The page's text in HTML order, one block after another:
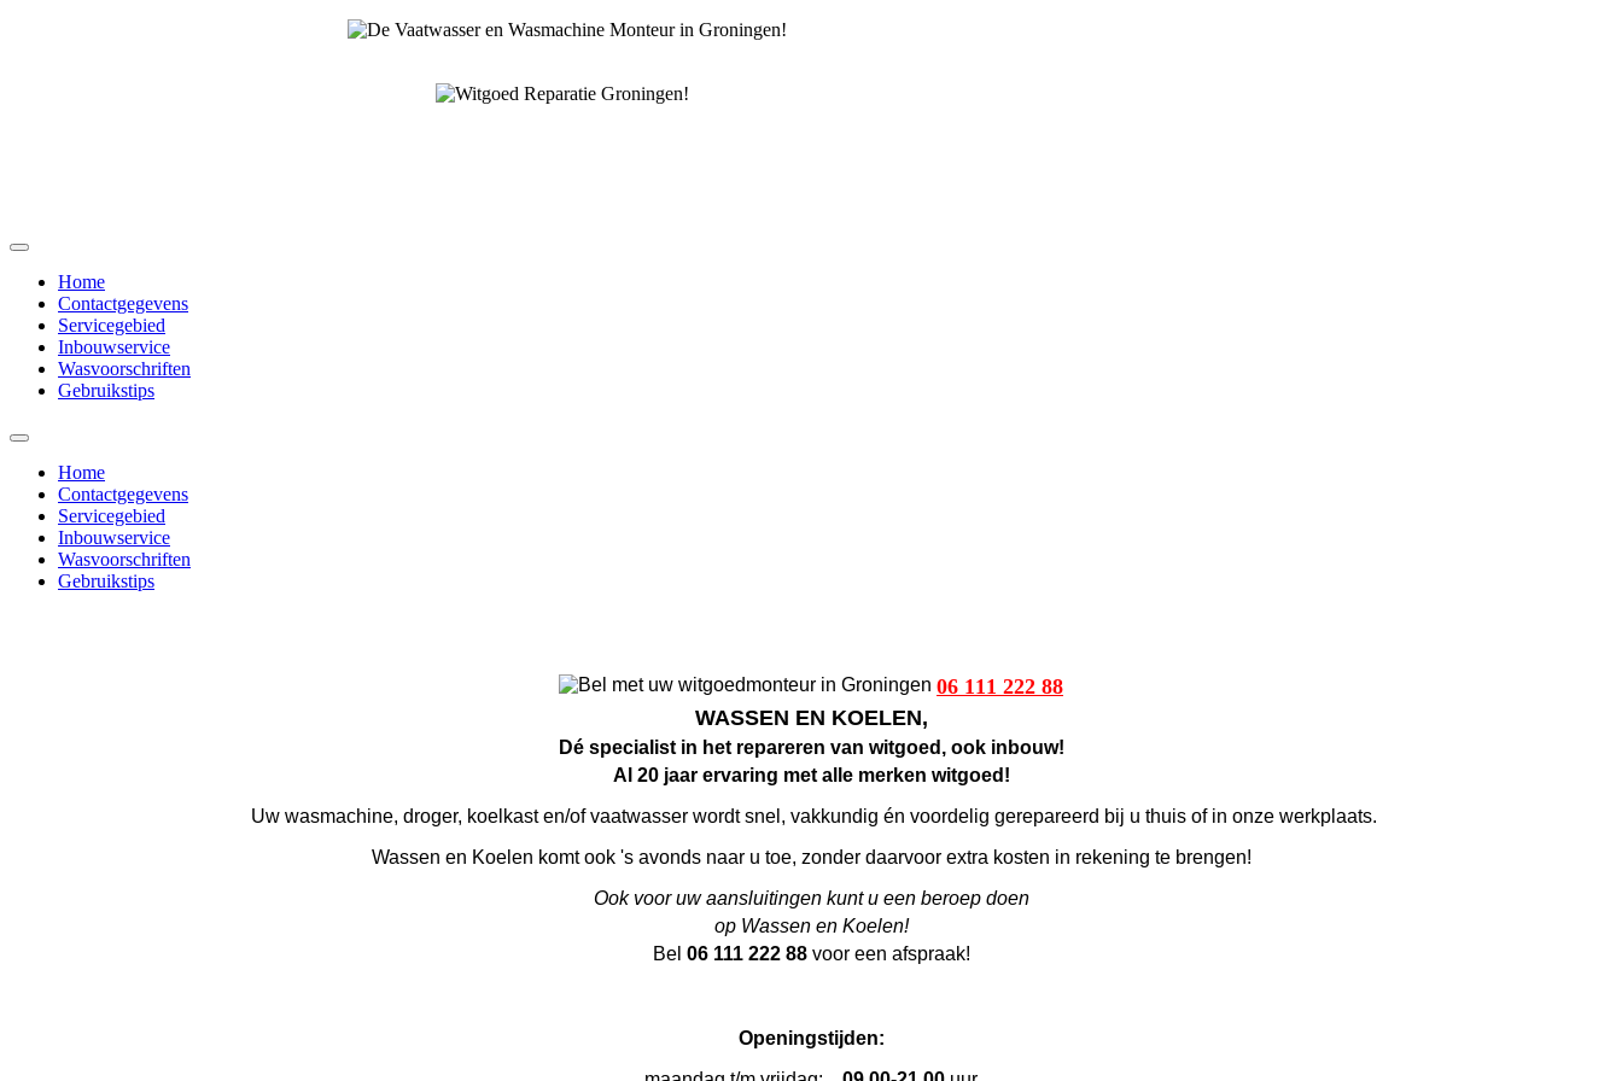
Home
Contactgegevens
Servicegebied
Inbouwservice
Wasvoorschriften
Gebruikstips
Home
Contactgegevens
Servicegebied
Inbouwservice
Wasvoorschriften
Gebruikstips
06 111 222 88
WASSEN EN KOELEN,
Dé specialist in het repareren van witgoed, ook inbouw!
Al 20 jaar ervaring met alle merken witgoed!
Uw wasmachine, droger, koelkast en/of vaatwasser wordt snel, vakkundig én voordelig gerepareerd bij u thuis of in onze werkplaats.
Wassen en Koelen komt ook 's avonds naar u toe, zonder daarvoor extra kosten in rekening te brengen!
Ook voor uw aansluitingen kunt u een beroep doen
op Wassen en Koelen!
Bel 06 111 222 88voor een afspraak!
Openingstijden: